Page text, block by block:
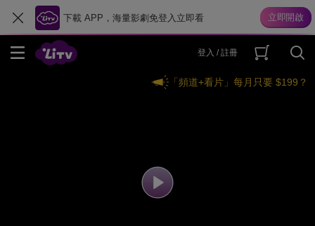
下載 APP，海量影劇免登入立即看
登入 / 註冊
「頻道+看片」每月只要 $199？